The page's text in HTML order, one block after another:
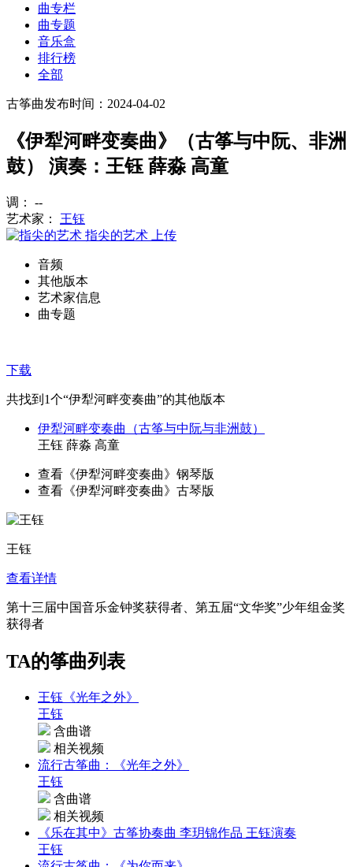
曲专栏
曲专题
音乐盒
排行榜
全部
古筝曲发布时间：2024-04-02
《伊犁河畔变奏曲》（古筝与中阮、非洲
鼓） 演奏：王钰 薛淼 高童
调： --
艺术家： 王钰
指尖的艺术
上传
音频
其他版本
艺术家信息
曲专题
下载
共找到 1个“伊犁河畔变奏曲”的其他版本
伊犁河畔变奏曲（古筝与中阮与非洲鼓）
王钰 薛淼 高童
查看《伊犁河畔变奏曲》钢琴版
查看《伊犁河畔变奏曲》古琴版
王钰
查看详情
第十三届中国音乐金钟奖获得者、第五届“文华奖”少年组金奖
获得者
TA的筝曲列表
王钰《光年之外》
王钰
含曲谱
相关视频
流行古筝曲：《光年之外》
王钰
含曲谱
相关视频
《乐在其中》古筝协奏曲 李玥锦作品 王钰演奏
王钰